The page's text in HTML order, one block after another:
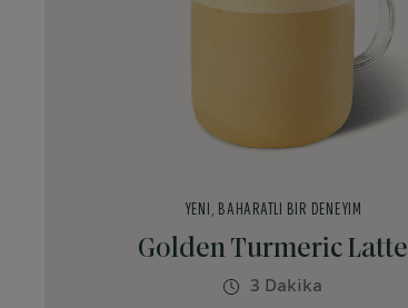
Golden Turmeric Latte
YENI, BAHARATLI BIR DENEYIM
3 Dakika